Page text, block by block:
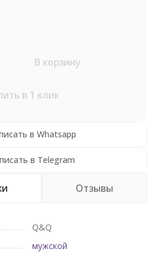
В корзину
в 1 клик
в Whatsapp
в Telegram
Отзывы
Q&Q
мужской